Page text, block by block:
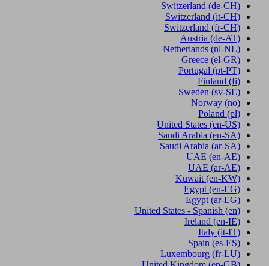
Switzerland (de-CH)
Switzerland (it-CH)
Switzerland (fr-CH)
Austria (de-AT)
Netherlands (nl-NL)
Greece (el-GR)
Portugal (pt-PT)
Finland (fi)
Sweden (sv-SE)
Norway (no)
Poland (pl)
United States (en-US)
Saudi Arabia (en-SA)
Saudi Arabia (ar-SA)
UAE (en-AE)
UAE (ar-AE)
Kuwait (en-KW)
Egypt (en-EG)
Egypt (ar-EG)
United States - Spanish (en)
Ireland (en-IE)
Italy (it-IT)
Spain (es-ES)
Luxembourg (fr-LU)